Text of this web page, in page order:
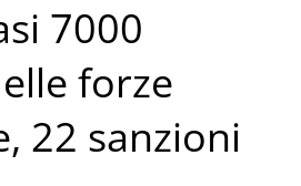
7000
forze
22 sanzioni